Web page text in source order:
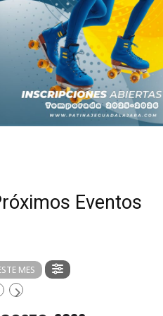
Eventos
MES